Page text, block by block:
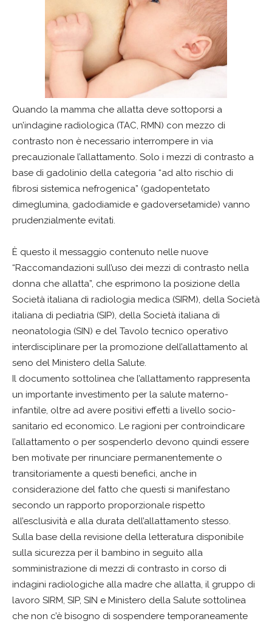
Quando la mamma che allatta deve sottoporsi a
un’indagine radiologica (TAC, RMN) con mezzo di
contrasto non è necessario interrompere in via
precauzionale l’allattamento. Solo i mezzi di contrasto a
base di gadolinio della categoria “ad alto rischio di
fibrosi sistemica nefrogenica” (gadopentetato
dimeglumina, gadodiamide e gadoversetamide) vanno
prudenzialmente evitati.
È questo il messaggio contenuto nelle nuove
“Raccomandazioni sull’uso dei mezzi di contrasto nella
donna che allatta”, che esprimono la posizione della
Società italiana di radiologia medica (SIRM), della Società
italiana di pediatria (SIP), della Società italiana di
neonatologia (SIN) e del Tavolo tecnico operativo
interdisciplinare per la promozione dell’allattamento al
seno del Ministero della Salute.
Il documento sottolinea che l’allattamento rappresenta
un importante investimento per la salute materno-
infantile, oltre ad avere positivi effetti a livello socio-
sanitario ed economico. Le ragioni per controindicare
l’allattamento o per sospenderlo devono quindi essere
ben motivate per rinunciare permanentemente o
transitoriamente a questi benefici, anche in
considerazione del fatto che questi si manifestano
secondo un rapporto proporzionale rispetto
all’esclusività e alla durata dell’allattamento stesso.
Sulla base della revisione della letteratura disponibile
sulla sicurezza per il bambino in seguito alla
somministrazione di mezzi di contrasto in corso di
indagini radiologiche alla madre che allatta, il gruppo di
lavoro SIRM, SIP, SIN e Ministero della Salute sottolinea
che non c’è bisogno di sospendere temporaneamente